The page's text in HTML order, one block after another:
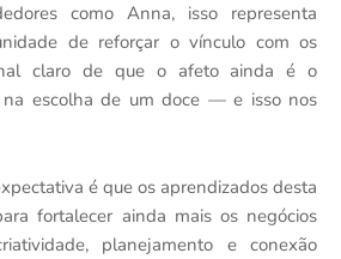
como Anna, isso representa
de reforçar o vínculo com os
claro de que o afeto ainda é o
na escolha de um doce — e isso nos
é que os aprendizados desta
fortalecer ainda mais os negócios
planejamento e conexão